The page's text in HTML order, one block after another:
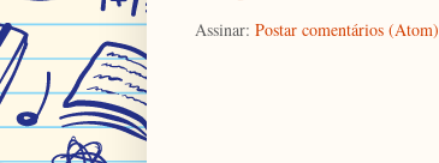
Assinar: Postar comentários (Atom)